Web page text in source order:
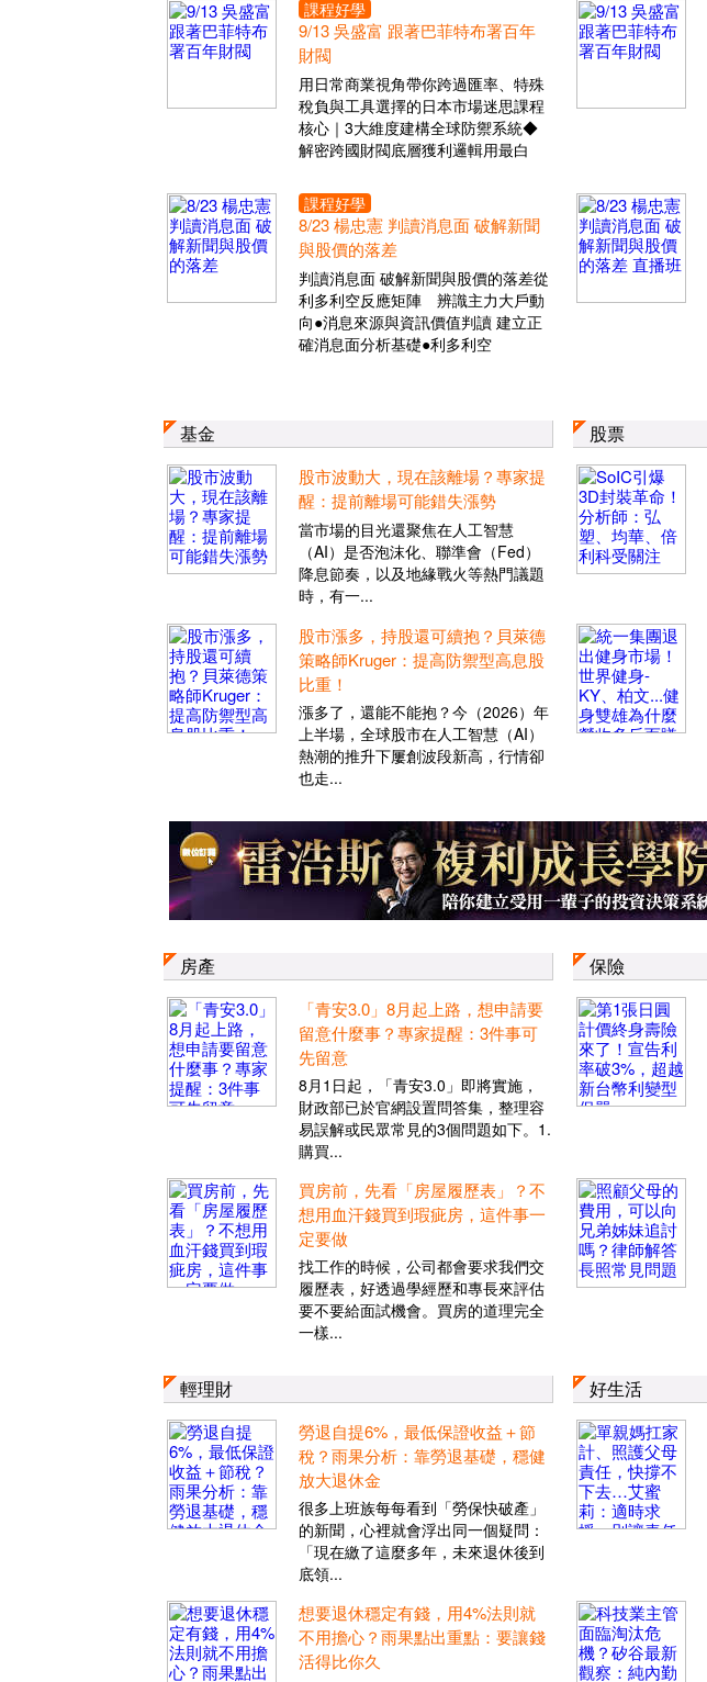
課程好學
9/13 吳盛富 跟著巴菲特布署百年
財閥
用日常商業視角帶你跨過匯率、特殊
稅負與工具選擇的日本市場迷思課程
核心｜3大維度建構全球防禦系統◆
解密跨國財閥底層獲利邏輯用最白
課程好學
8/23 楊忠憲 判讀消息面 破解新聞
與股價的落差
判讀消息面 破解新聞與股價的落差從
利多利空反應矩陣 辨識主力大戶動
向●消息來源與資訊價值判讀 建立正
確消息面分析基礎●利多利空
基金
股市波動大，現在該離場？專家提
醒：提前離場可能錯失漲勢
當市場的目光還聚焦在人工智慧
（AI）是否泡沫化、聯準會（Fed）
降息節奏，以及地緣戰火等熱門議題
時，有一...
股市漲多，持股還可續抱？貝萊德
策略師Kruger：提高防禦型高息股
比重！
漲多了，還能不能抱？今（2026）年
上半場，全球股市在人工智慧（AI）
熱潮的推升下屢創波段新高，行情卻
也走...
股票
房產
「青安3.0」8月起上路，想申請要
留意什麼事？專家提醒：3件事可
先留意
8月1日起，「青安3.0」即將實施，
財政部已於官網設置問答集，整理容
易誤解或民眾常見的3個問題如下。1.
購買...
買房前，先看「房屋履歷表」？不
想用血汗錢買到瑕疵房，這件事一
定要做
找工作的時候，公司都會要求我們交
履歷表，好透過學經歷和專長來評估
要不要給面試機會。買房的道理完全
一樣...
保險
輕理財
勞退自提6%，最低保證收益＋節
稅？雨果分析：靠勞退基礎，穩健
放大退休金
很多上班族每每看到「勞保快破產」
的新聞，心裡就會浮出同一個疑問：
「現在繳了這麼多年，未來退休後到
底領...
想要退休穩定有錢，用4%法則就
不用擔心？雨果點出重點：要讓錢
活得比你久
好生活